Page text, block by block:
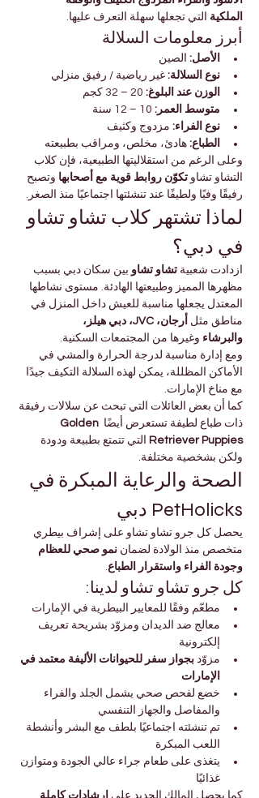
الملكية التي تجعلها سهلة التعرف عليها.
أبرز معلومات السلالة
الأصل: الصين
نوع السلالة: غير رياضية / رفيق منزلي
الوزن عند البلوغ:
متوسط العمر:
نوع الفراء: مزدوج وكثيف
الطباع: هادئ، مخلص، ومراقب بطبيعته
وعلى الرغم من استقلاليتها الطبيعية، فإن كلاب
التشاو تشاو تكوّن روابط قوية مع أصحابها وتصبح
رفيقًا وفيًا ولطيفًا عند تنشئتها اجتماعيًا منذ الصغر.
لماذا تشتهر كلاب تشاو تشاو
في دبي؟
ازدادت شعبية تشاو تشاو بين سكان دبي بسبب
مظهرها المميز وطبيعتها الهادئة. مستوى نشاطها
المعتدل يجعلها مناسبة للعيش داخل المنزل في
مناطق مثل
أرجان، JVC، دبي هيلز،
والبرشاء وغيرها من المجتمعات السكنية.
ومع إدارة مناسبة لدرجة الحرارة والمشي في
الأماكن المظللة، يمكن لهذه السلالة التكيف جيدًا
مع مناخ الإمارات.
كما أن بعض العائلات التي تبحث عن سلالات رفيقة
ذات طباع لطيفة تستعرض أيضًا Golden
Retriever Puppies
التي تتمتع بطبيعة ودودة
ولكن بشخصية مختلفة.
الصحة والرعاية المبكرة في
PetHolicks دبي
يحصل كل جرو تشاو تشاو على إشراف بيطري
متخصص منذ الولادة لضمان نمو صحي للعظام
وجودة الفراء واستقرار الطباع.
كل جرو تشاو تشاو لدينا:
مطعّم وفقًا للمعايير البيطرية في الإمارات
معالج ضد الديدان ومزوّد بشريحة تعريف
إلكترونية
مزوّد بجواز سفر للحيوانات الأليفة معتمد في
الإمارات
خضع لفحص صحي يشمل الجلد والفراء
والمفاصل والجهاز التنفسي
تم تنشئته اجتماعيًا بلطف مع البشر وأنشطة
اللعب المبكرة
يتغذى على طعام جراء عالي الجودة ومتوازن
غذائيًا
كما يحصل المالك الجديد على إرشادات كاملة